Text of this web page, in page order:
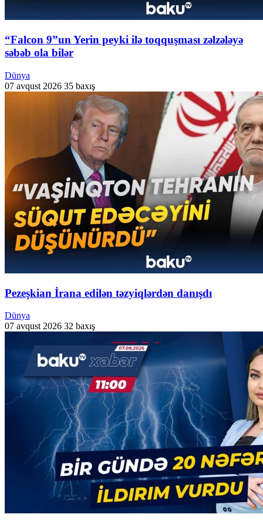
“Falcon 9”un Yerin peyki ilə toqquşması zəlzələyə
səbəb ola bilər
Dünya
07 avqust 2026 35 baxış
Pezeşkian İrana edilən təzyiqlərdən danışdı
Dünya
07 avqust 2026 32 baxış